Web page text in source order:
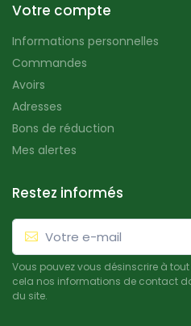
Votre compte
Informations personnelles
Commandes
Avoirs
Adresses
Bons de réduction
Mes alertes
Restez informés
Vous pouvez vous désinscrire à
cela nos informations de contact
du site.